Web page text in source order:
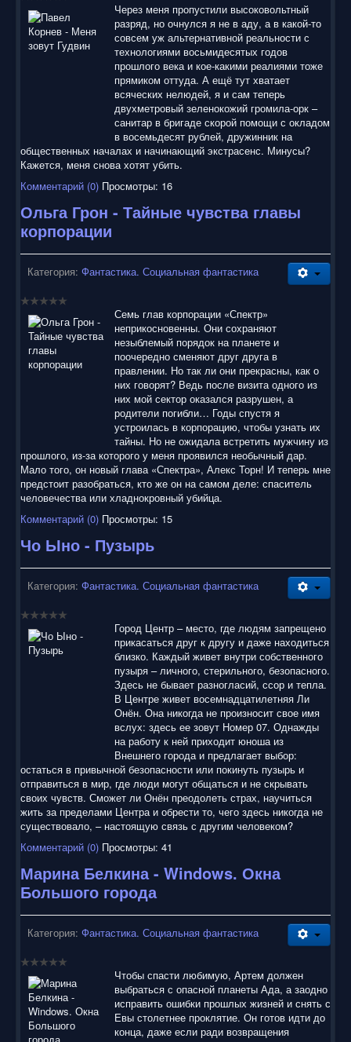
Через меня пропустили высоковольтный
разряд, но очнулся я не в аду, а в какой-то
совсем уж альтернативной реальности с
технологиями восьмидесятых годов
прошлого века и кое-какими реалиями тоже
прямиком оттуда. А ещё тут хватает
всяческих нелюдей, я и сам теперь
двухметровый зеленокожий громила-орк –
санитар в бригаде скорой помощи с окладом
в восемьдесят рублей, дружинник на
общественных началах и начинающий экстрасенс. Минусы?
Кажется, меня снова хотят убить.
Комментарий (0) Просмотры: 16
Ольга Грон - Тайные чувства главы
корпорации
Категория: Фантастика. Социальная фантастика
Семь глав корпорации «Спектр»
неприкосновенны. Они сохраняют
незыблемый порядок на планете и
поочередно сменяют друг друга в
правлении. Но так ли они прекрасны, как о
них говорят? Ведь после визита одного из
них мой сектор оказался разрушен, а
родители погибли… Годы спустя я
устроилась в корпорацию, чтобы узнать их
тайны. Но не ожидала встретить мужчину из
прошлого, из-за которого у меня проявился необычный дар.
Мало того, он новый глава «Спектра», Алекс Торн! И теперь мне
предстоит разобраться, кто же он на самом деле: спаситель
человечества или хладнокровный убийца.
Комментарий (0) Просмотры: 15
Чо Ыно - Пузырь
Категория: Фантастика. Социальная фантастика
Город Центр – место, где людям запрещено
прикасаться друг к другу и даже находиться
близко. Каждый живет внутри собственного
пузыря – личного, стерильного, безопасного.
Здесь не бывает разногласий, ссор и тепла.
В Центре живет восемнадцатилетняя Ли
Онён. Она никогда не произносит свое имя
вслух: здесь ее зовут Номер 07. Однажды
на работу к ней приходит юноша из
Внешнего города и предлагает выбор:
остаться в привычной безопасности или покинуть пузырь и
отправиться в мир, где люди могут общаться и не скрывать
своих чувств. Сможет ли Онён преодолеть страх, научиться
жить за пределами Центра и обрести то, чего здесь никогда не
существовало, – настоящую связь с другим человеком?
Комментарий (0) Просмотры: 41
Марина Белкина - Windows. Окна
Большого города
Категория: Фантастика. Социальная фантастика
Чтобы спасти любимую, Артем должен
выбраться с опасной планеты Ада, а заодно
исправить ошибки прошлых жизней и снять с
Евы столетнее проклятие. Он готов идти до
конца, даже если ради возвращения